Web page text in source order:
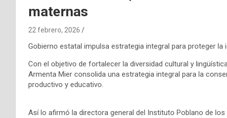
maternas
22 febrero, 2026
Gobierno estatal impulsa estrategia integral para proteger la
Con el objetivo de fortalecer la diversidad cultural y
Armenta Mier consolida una estrategia integral para la
productivo y educativo.
Así lo afirmó la directora general del Instituto Poblano de